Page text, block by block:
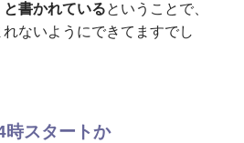
書かれているということで、
ないようにできてますでし
スタートか